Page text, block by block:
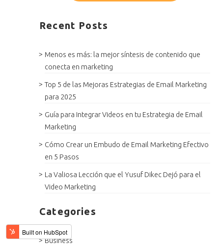
Recent Posts
Menos es más: la mejor síntesis de contenido que
conecta en marketing
Top 5 de las Mejoras Estrategias de Email Marketing
para 2025
Guía para Integrar Videos en tu Estrategia de Email
Marketing
Cómo Crear un Embudo de Email Marketing Efectivo
en 5 Pasos
La Valiosa Lección que el Yusuf Dikec Dejó para el
Video Marketing
Categories
Business